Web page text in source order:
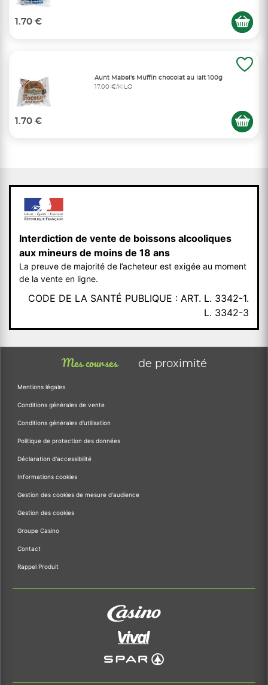
1.70 €
Aunt Mabel's Muffin chocolat au lait 100g
17,00 €/KILO
1.70 €
Interdiction de vente de boissons alcooliques
aux mineurs de moins de 18 ans
La preuve de majorité de l’acheteur est exigée au moment
de la vente en ligne.
CODE DE LA SANTÉ PUBLIQUE : ART. L. 3342-1.
L. 3342-3
Mes courses de proximité
Mentions légales
Conditions générales de vente
Conditions générales d'utilisation
Politique de protection des données
Déclaration d'accessibilité
Informations cookies
Gestion des cookies de mesure d'audience
Gestion des cookies
Groupe Casino
Contact
Rappel Produit